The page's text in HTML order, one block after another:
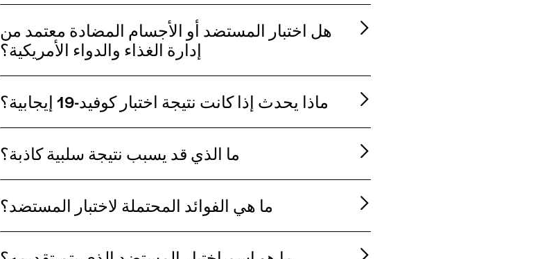
هل اختبار المستضد أو الأجسام المضادة معتمد من
إدارة الغذاء والدواء الأمريكية؟
ماذا يحدث إذا كانت نتيجة اختبار كوفيد-19 إيجابية؟
ما الذي قد يسبب نتيجة سلبية كاذبة؟
ما هي الفوائد المحتملة لاختبار المستضد؟